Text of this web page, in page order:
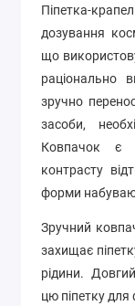
Піпетка-
дозування
що
раціонально
зручно
засоби,
Ковпачок є
контрасту
форми
Зручний
захищає
рідини.
цю піпетку